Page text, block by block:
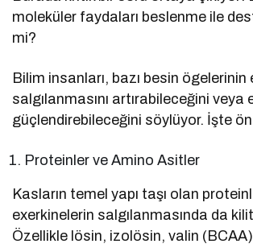
moleküler faydaları beslenme ile
mi?
Bilim insanları, bazı besin ögelerinin
salgılanmasını artırabileceğini veya
güçlendirebileceğini söylüyor. İşte
Proteinler ve Amino Asitler
Kasların temel yapı taşı olan
exerkinelerin salgılanmasında da
Özellikle lösin, izolösin, valin